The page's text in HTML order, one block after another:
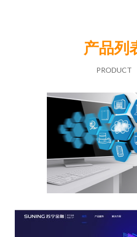
产品列
PRODUCT